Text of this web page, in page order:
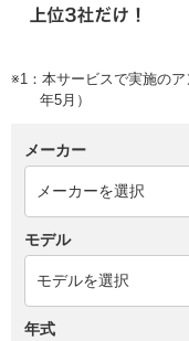
※1：本サービスで実施の
年5月）
メーカー
モデル
年式